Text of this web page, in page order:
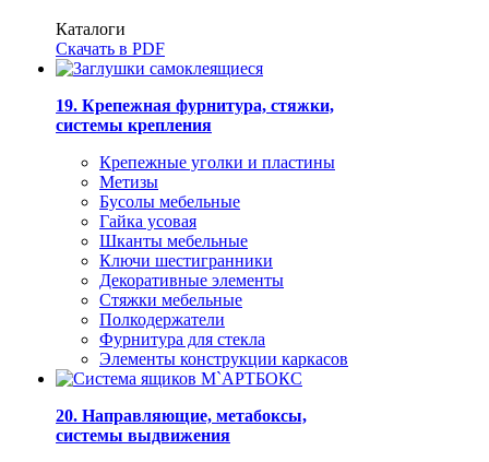
Каталоги
Скачать в PDF
19. Крепежная фурнитура, стяжки,
системы крепления
Крепежные уголки и пластины
Метизы
Бусолы мебельные
Гайка усовая
Шканты мебельные
Ключи шестигранники
Декоративные элементы
Стяжки мебельные
Полкодержатели
Фурнитура для стекла
Элементы конструкции каркасов
20. Направляющие, метабоксы,
системы выдвижения